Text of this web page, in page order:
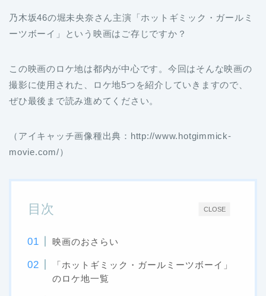
乃木坂46の堀未央奈さん主演「ホットギミック・ガールミ
ーツボーイ」という映画はご存じですか？
この映画のロケ地は都内が中心です。今回はそんな映画の
撮影に使用された、ロケ地5つを紹介していきますので、
ぜひ最後まで読み進めてください。
（アイキャッチ画像種出典：http://www.hotgimmick-
movie.com/）
CLOSE
目次
映画のおさらい
「ホットギミック・ガールミーツボーイ」
のロケ地一覧